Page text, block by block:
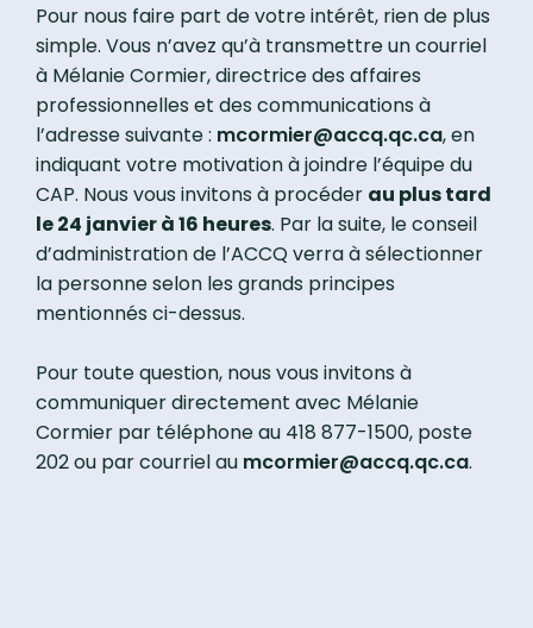
Pour nous faire part de votre intérêt, rien de plus
simple. Vous n’avez qu’à transmettre un courriel
à Mélanie Cormier, directrice des affaires
professionnelles et des communications à
l’adresse suivante : mcormier@accq.qc.ca, en
indiquant votre motivation à joindre l’équipe du
CAP. Nous vous invitons à procéder au plus tard
le 24 janvier à 16 heures. Par la suite, le conseil
d’administration de l’ACCQ verra à sélectionner
la personne selon les grands principes
mentionnés ci-dessus.
Pour toute question, nous vous invitons à
communiquer directement avec Mélanie
Cormier par téléphone au 418 877-1500, poste
202 ou par courriel au mcormier@accq.qc.ca.